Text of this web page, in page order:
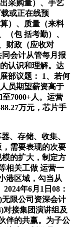
采购量）、手艺
或正在线预
）、质量（来料
（包 括考勤）、
财政（应收对
会计从管每月报
认识和理解。达
部议题： 1、若何
员期望薪资高于
7000+人。运营
万元，芯片手
、存储、收集、
需要表现的次要
的扩大，制定方
相关工做 运营一
港区域，勾当从
年6月1日08：
无限公司资深会计
对接集团演讲组及
伴的共赢。为子公